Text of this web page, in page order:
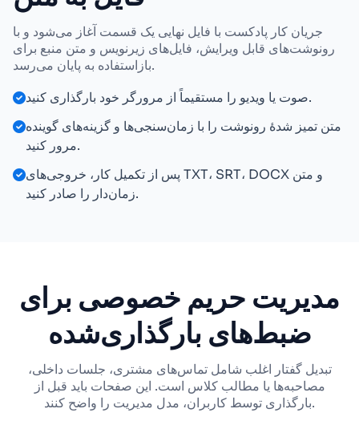
جریان کار پادکست با فایل نهایی یک قسمت آغاز می‌شود و با
رونوشت‌های قابل ویرایش، فایل‌های زیرنویس و متن منبع برای
بازاستفاده به پایان می‌رسد.
صوت یا ویدیو را مستقیماً از مرورگر خود بارگذاری کنید.
متن تمیز شدهٔ رونوشت را با زمان‌سنجی‌ها و گزینه‌های گوینده
مرور کنید.
پس از تکمیل کار، خروجی‌های TXT، SRT، DOCX و متن
زمان‌دار را صادر کنید.
مدیریت حریم خصوصی برای
ضبط‌های بارگذاری‌شده
تبدیل گفتار اغلب شامل تماس‌های مشتری، جلسات داخلی،
مصاحبه‌ها یا مطالب کلاس است. این صفحات باید قبل از
بارگذاری توسط کاربران، مدل مدیریت را واضح کنند.